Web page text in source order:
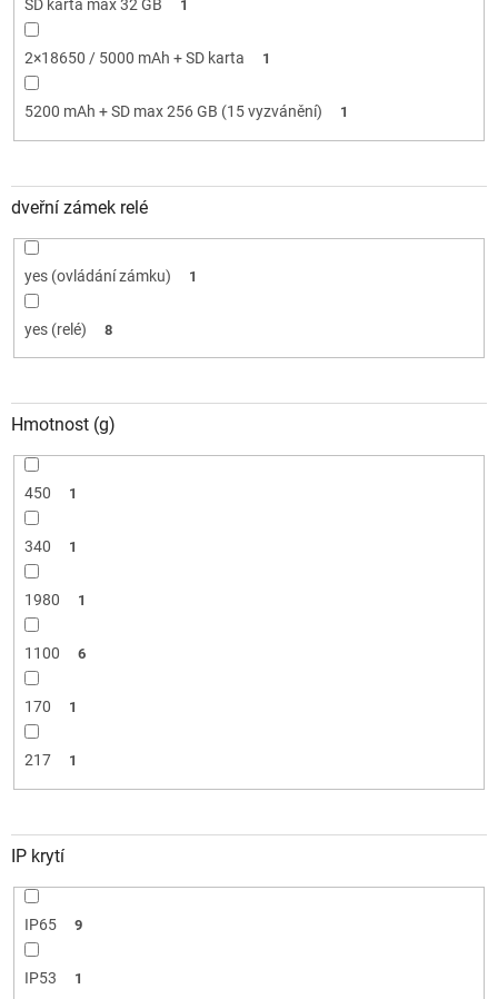
SD karta max 32 GB 1
2×18650 / 5000 mAh + SD karta 1
5200 mAh + SD max 256 GB (15 vyzvánění) 1
dveřní zámek relé
yes (ovládání zámku) 1
yes (relé) 8
Hmotnost (g)
450 1
340 1
1980 1
1100 6
170 1
217 1
IP krytí
IP65 9
IP53 1